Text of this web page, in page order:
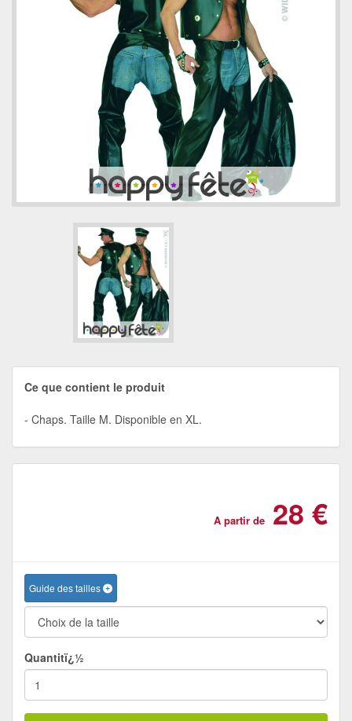
Ce que contient le produit
Chaps. Taille M. Disponible en XL.
A partir de 28 €
Guide des tailles
Quantitï¿½